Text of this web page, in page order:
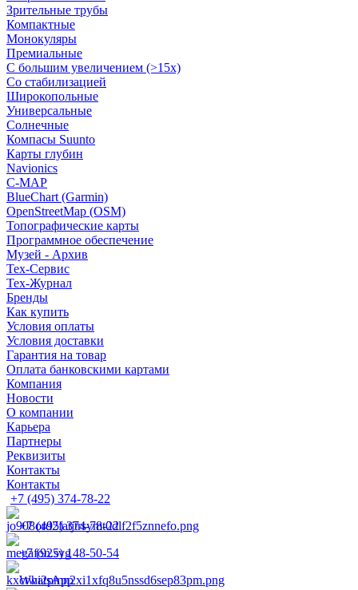
Зрительные трубы
Компактные
Монокуляры
Премиальные
С большим увеличением (>15x)
Со стабилизацией
Широкопольные
Универсальные
Солнечные
Компасы Suunto
Карты глубин
Navionics
C-MAP
BlueChart (Garmin)
OpenStreetMap (OSM)
Топографические карты
Программное обеспечение
Музей - Архив
Tex-Сервис
Тех-Журнал
Бренды
Как купить
Условия оплаты
Условия доставки
Гарантия на товар
Оплата банковскими картами
Компания
Новости
О компании
Карьера
Партнеры
Реквизиты
Контакты
Контакты
+7 (495) 374-78-22
+7 (495) 374-78-22
+7 (925) 148-50-54
WhatsApp